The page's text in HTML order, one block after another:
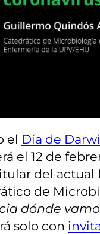
el Día de
12 de
del
de
dónde
solo con